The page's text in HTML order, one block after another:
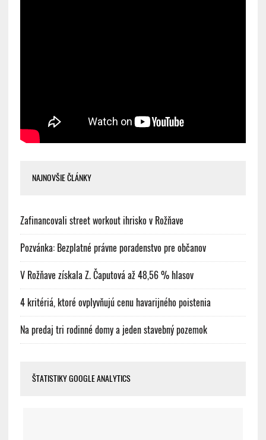
NAJNOVŠIE ČLÁNKY
Zafinancovali street workout ihrisko v Rožňave
Pozvánka: Bezplatné právne poradenstvo pre občanov
V Rožňave získala Z. Čaputová až 48,56 % hlasov
4 kritériá, ktoré ovplyvňujú cenu havarijného poistenia
Na predaj tri rodinné domy a jeden stavebný pozemok
ŠTATISTIKY GOOGLE ANALYTICS